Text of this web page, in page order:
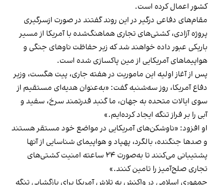
کشور اعمال کرده است.
مقام‌های دفاعی درگیر در این روند گفتند در صورت ازسرگیری
پروژه آزادی، کشتی‌های تجاری هماهنگ‌شده با آمریکا از مسیر
باریکی عبور داده خواهند شد که زیر حفاظت ناوهای جنگی و
هواپیماهای آمریکایی از مین پاکسازی شده است.
پس از آغاز اولیه این ماموریت در هفته جاری، پیت هگست، وزیر
دفاع آمریکا، روز سه‌شنبه گفت: «به‌عنوان هدیه‌ای مستقیم از
سوی ایالات متحده به جهان، ما گنبد قدرتمند سرخ، سفید و
آبی را بر فراز تنگه ایجاد کرده‌ایم.»
او افزود: «ناوشکن‌های آمریکایی در مواضع خود مستقر هستند
و صدها جنگنده، بالگرد، پهپاد و هواپیمای شناسایی از آنها
پشتیبانی می‌کنند تا به‌صورت ۲۴ ساعته امنیت کشتی‌های
تجاری صلح‌آمیز را تامین کنند.»
جمهوری اسلامی در واکنش به تلاش آمریکا برای بازگشایی تنگه